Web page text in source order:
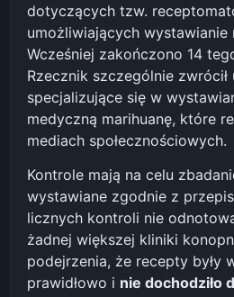
dotyczących tzw.
umożliwiających wystawianie
Wcześniej zakończono 14
Rzecznik szczególnie
specjalizujące się w
medyczną marihuanę, które
mediach społecznościowych.
Kontrole mają na celu
wystawiane zgodnie z
licznych kontroli nie
żadnej większej kliniki
podejrzenia, że recepty były
prawidłowo i nie dochodziło